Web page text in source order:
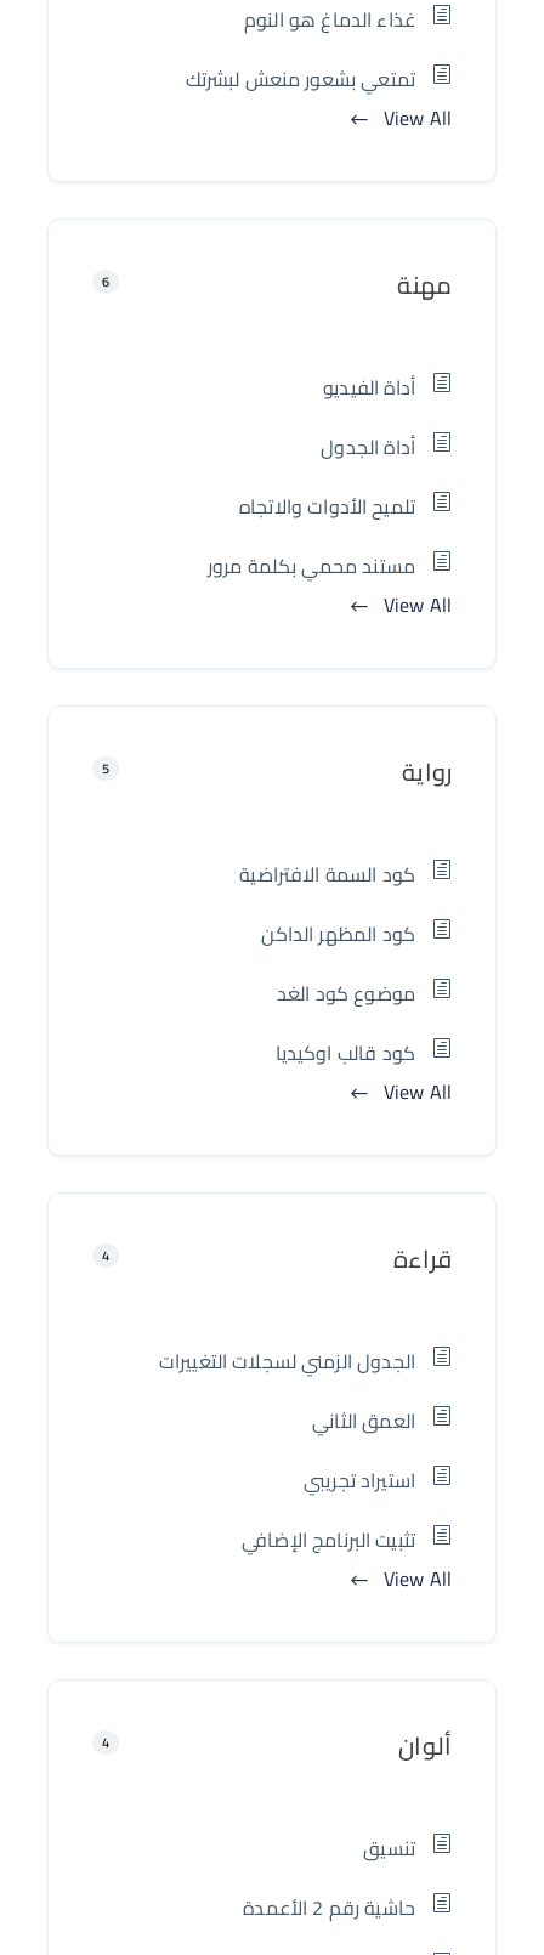
غذاء الدماغ هو النوم
تمتعي بشعور منعش لبشرتك
View All
مهنة 6
أداة الفيديو
أداة الجدول
تلميح الأدوات والاتجاه
مستند محمي بكلمة مرور
View All
رواية 5
كود السمة الافتراضية
كود المظهر الداكن
موضوع كود الغد
كود قالب اوكيديا
View All
قراءة 4
الجدول الزمني لسجلات التغييرات
العمق الثاني
استيراد تجريبي
تثبيت البرنامج الإضافي
View All
ألوان 4
تنسيق
حاشية رقم 2 الأعمدة